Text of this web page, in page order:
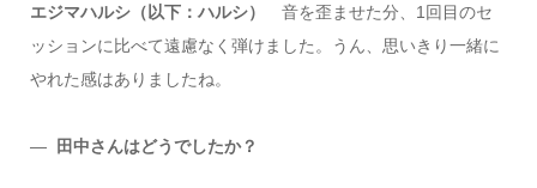
エジマハルシ（以下：ハルシ） 音を歪ませた分、1回目のセ
ッションに比べて遠慮なく弾けました。うん、思いきり一緒に
やれた感はありましたね。
― 田中さんはどうでしたか？